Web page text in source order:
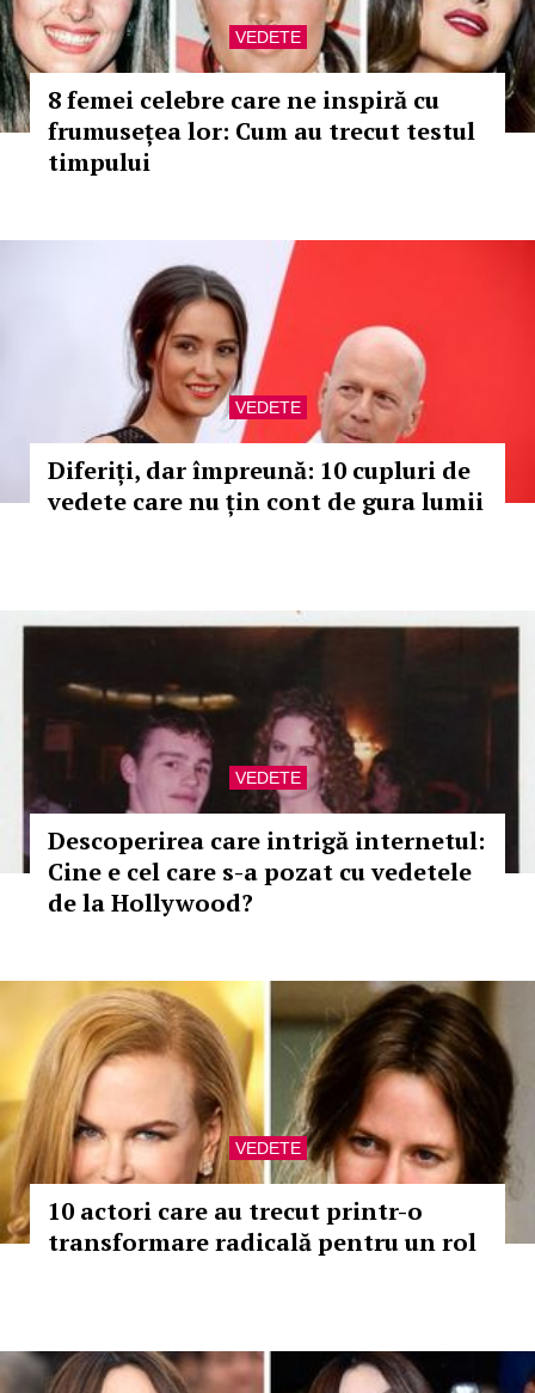
VEDETE
8 femei celebre care ne inspiră cu
frumusețea lor: Cum au trecut testul
timpului
VEDETE
Diferiți, dar împreună: 10 cupluri de
vedete care nu țin cont de gura lumii
VEDETE
Descoperirea care intrigă internetul:
Cine e cel care s-a pozat cu vedetele
de la Hollywood?
VEDETE
10 actori care au trecut printr-o
transformare radicală pentru un rol